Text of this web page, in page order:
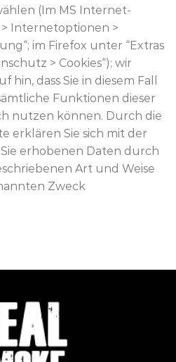
(Im MS Internet-
Internetoptionen >
im Firefox unter “Extras
> Cookies“); wir
hin, dass Sie in diesem Fall
Funktionen dieser
nutzen können. Durch die
erklären Sie sich mit der
erhobenen Daten durch
Art und Weise
Zweck